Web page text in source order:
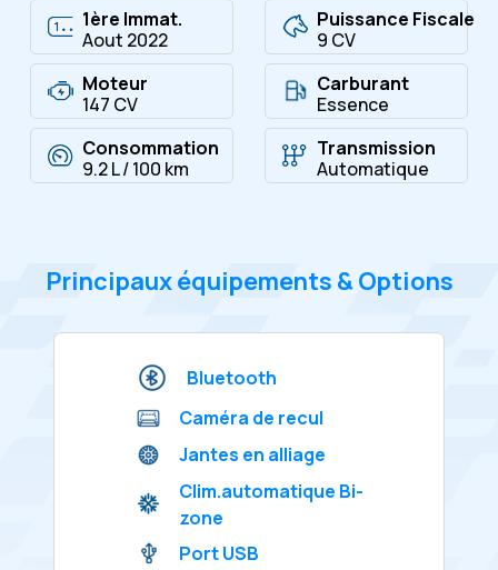
1ère Immat.
Aout 2022
Puissance Fiscale
9 CV
Moteur
147 CV
Carburant
Essence
Consommation
9.2 L / 100 km
Transmission
Automatique
Principaux équipements & Options
Bluetooth
Caméra de recul
Jantes en alliage
Clim.automatique Bi-
zone
Port USB